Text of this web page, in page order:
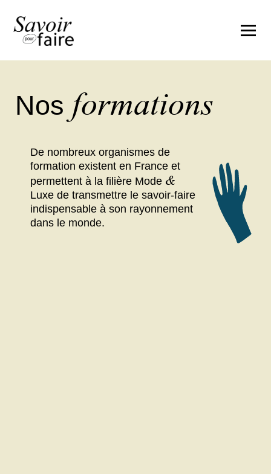
Nos formations
De nombreux organismes de
formation existent en France et
permettent à la filière Mode &
Luxe de transmettre le savoir-faire
indispensable à son rayonnement
dans le monde.